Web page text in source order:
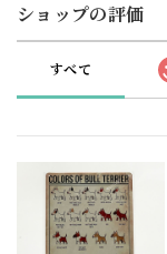
ショップの評価
すべて